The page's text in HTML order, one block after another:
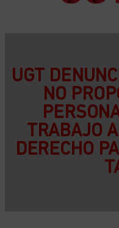
UGT
NO
TRABAJO
DERECHO